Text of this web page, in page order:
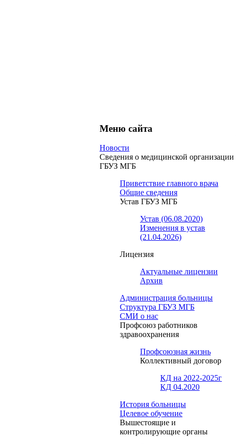
Меню сайта
Новости
Сведения о медицинской организации
ГБУЗ МГБ
Приветствие главного врача
Общие сведения
Устав ГБУЗ МГБ
Устав (06.08.2020)
Изменения в устав
(21.04.2026)
Лицензия
Актуальные лицензии
Архив
Администрация больницы
Структура ГБУЗ МГБ
СМИ о нас
Профсоюз работников
здравоохранения
Профсоюзная жизнь
Коллективный договор
КД на 2022-2025г
КД 04.2020
История больницы
Целевое обучение
Вышестоящие и
контролирующие органы